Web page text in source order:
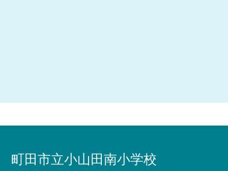
町田市立小山田南小学校